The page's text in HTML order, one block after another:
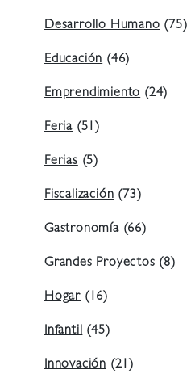
Desarrollo Humano(75)
Educación(46)
Emprendimiento(24)
Feria (51)
Ferias(5)
Fiscalización(73)
Gastronomía(66)
Grandes Proyectos(8)
Hogar (16)
Infantil(45)
Innovación (21)